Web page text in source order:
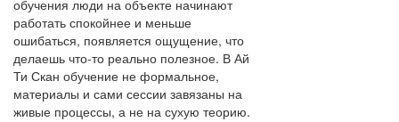
обучения люди на объекте начинают
работать спокойнее и меньше
ошибаться, появляется ощущение, что
делаешь что-то реально полезное. В Ай
Ти Скан обучение не формальное,
материалы и сами сессии завязаны на
живые процессы, а не на сухую теорию.